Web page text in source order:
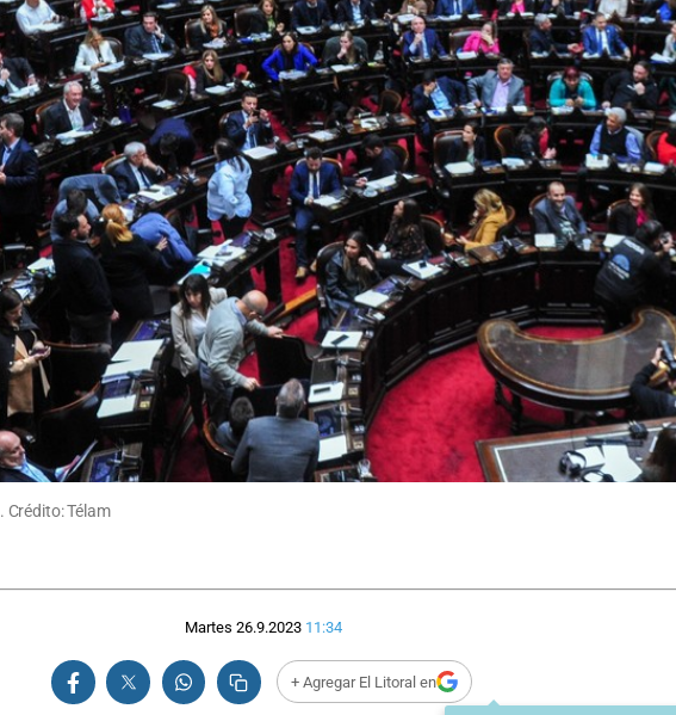
Crédito: Télam
Martes 26.9.2023 11:34
+ Agregar El Litoral en